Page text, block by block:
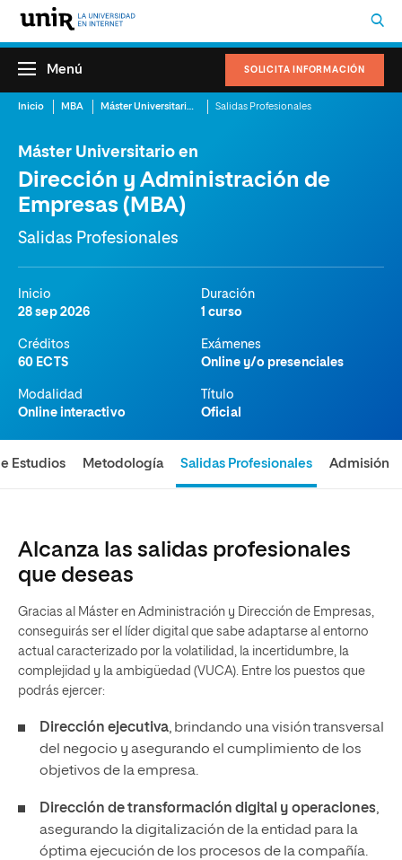
SOLICITA INFORMACIÓN
Menú
Inicio MBA Máster Universitario en Dirección y Administración de Empresas (MBA) Salidas Profesionales
Máster Universitario en
Dirección y Administración de
Empresas (MBA)
Salidas Profesionales
Inicio
28 sep 2026
Duración
1 curso
Créditos
60 ECTS
Exámenes
Online y/o presenciales
Modalidad
Online interactivo
Título
Oficial
Estudios Metodología Salidas Profesionales Admisión
Alcanza las salidas profesionales
que deseas
Gracias al Máster en Administración y Dirección de Empresas,
conseguirás ser el líder digital que sabe adaptarse al entorno
actual caracterizado por la volatilidad, la incertidumbre, la
complejidad y la ambigüedad (VUCA). Entre los puestos que
podrás ejercer:
Dirección ejecutiva, brindando una visión transversal
del negocio y asegurando el cumplimiento de los
objetivos de la empresa.
Dirección de transformación digital y operaciones,
asegurando la digitalización de la entidad para la
óptima ejecución de los procesos de la compañía.